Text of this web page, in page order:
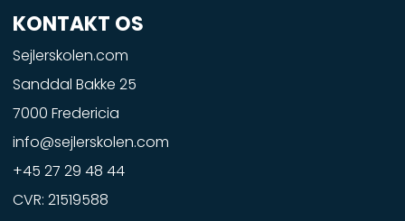
KONTAKT OS
Sejlerskolen.com
Sanddal Bakke 25
7000 Fredericia
info@sejlerskolen.com
+45 27 29 48 44
CVR: 21519588